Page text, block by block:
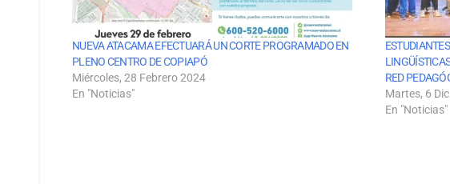
NUEVA ATACAMA EFECTUARÁ UN CORTE PROGRAMADO EN
PLENO CENTRO DE COPIAPÓ
Miércoles, 28 Febrero 2024
En "Noticias"
RED
Martes, 6
En "Noticias"